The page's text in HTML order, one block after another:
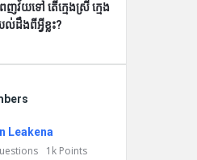
ញវ័យទៅ តើក្មេងស្រី ក្មេង
ដឹងពីអ្វីខ្លះ?
Leakena
1k Points